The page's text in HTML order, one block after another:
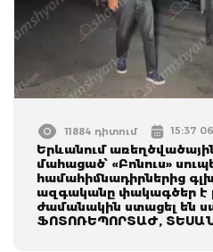
11884 դիտում 15:37
Երևանում
մահացած՝ «Բոնուս»
համահիմնադիրներից
ազգականը փակագծեր է
ժամանակին ստացել են
ՖՈՏՈՌԵՊՈՐՏԱԺ,